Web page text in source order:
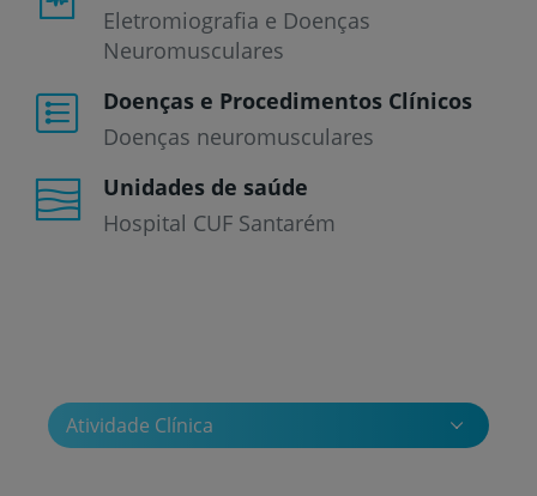
Eletromiografia e Doenças
Neuromusculares
Doenças e Procedimentos Clínicos
Doenças neuromusculares
Unidades de saúde
Hospital CUF Santarém
Atividade Clínica